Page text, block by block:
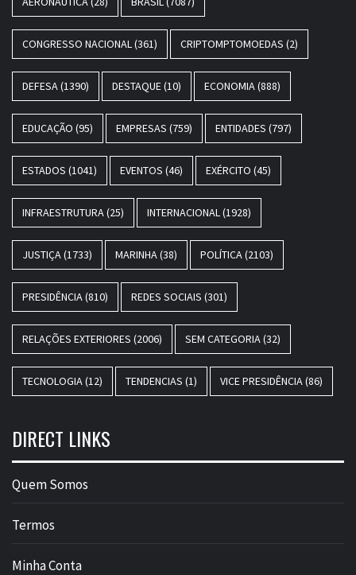
CONGRESSO NACIONAL(361) CRIPTOMPTOMOEDAS (2)
DEFESA(1390) DESTAQUE(10) ECONOMIA(888)
EDUCAÇÃO (95) EMPRESAS (759) ENTIDADES (797)
ESTADOS (1041) EVENTOS (46) EXÉRCITO (45)
INFRAESTRUTURA(25) INTERNACIONAL(1928)
JUSTIÇA(1733) MARINHA(38) POLÍTICA(2103)
PRESIDÊNCIA(810) REDES SOCIAIS (301)
RELAÇÕES EXTERIORES (2006) SEM CATEGORIA(32)
TECNOLOGIA(12) TENDENCIAS (1) VICE PRESIDÊNCIA(86)
DIRECT LINKS
Quem Somos
Termos
Minha Conta